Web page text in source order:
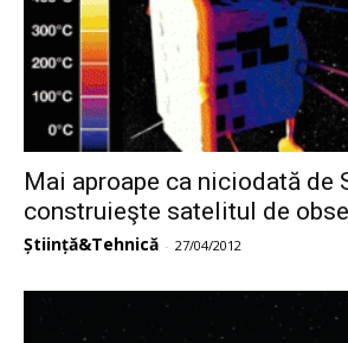
Mai aproape ca niciodată de
construieşte satelitul de
Știință&Tehnică - 27/04/2012